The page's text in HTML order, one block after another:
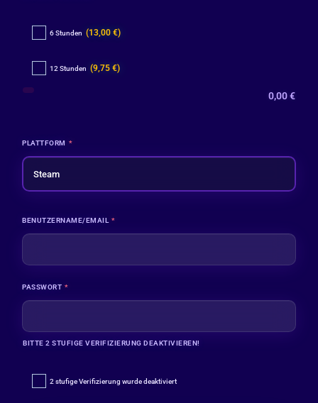
6 Stunden (13,00 €)
12 Stunden (9,75 €)
0,00€
PLATTFORM *
BENUTZERNAME/EMAIL *
PASSWORT *
BITTE 2 STUFIGE VERIFIZIERUNG DEAKTIVIEREN!
2 stufige Verifizierung wurde deaktiviert